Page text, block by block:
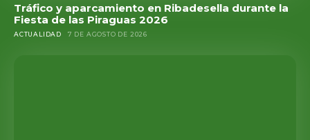
Tráfico y aparcamiento en Ribadesella durante la
Fiesta de las Piraguas 2026
ACTUALIDAD 7 DE AGOSTO DE 2026